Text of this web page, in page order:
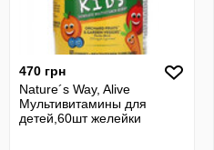
470 грн
Nature´s Way, Alive
Мультивитамины для
детей,60шт желейки